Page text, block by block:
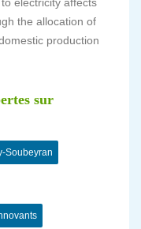
the allocation of
production
sur
Soubeyran